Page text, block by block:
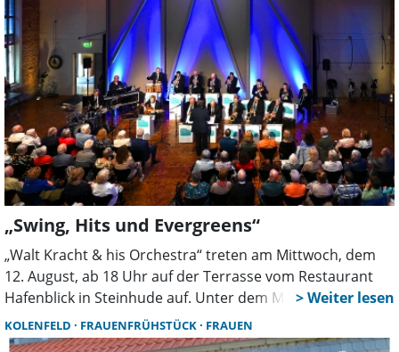
Vereinsarbeit weitergehen kann.
„Swing, Hits und Evergreens“
„Walt Kracht & his Orchestra“ treten am Mittwoch, dem
12. August, ab 18 Uhr auf der Terrasse vom Restaurant
Hafenblick in Steinhude auf. Unter dem Motto „Swing, Hits
& Evergreens” präsentiert die Formation ein vielseitiges
Musikprogramm, welches Generationen verbindet.
KOLENFELD FRAUENFRÜHSTÜCK FRAUEN